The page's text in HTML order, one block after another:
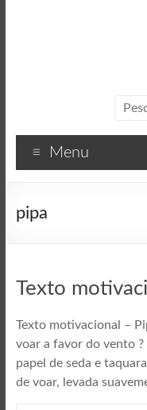
Textos
motivacionais
sucesso
Menu
pipa
Texto
Texto motivacional –
voar a favor do vento ?
papel de seda e
de voar, levada